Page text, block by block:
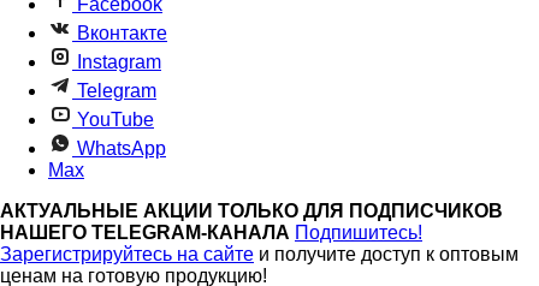
Facebook
Вконтакте
Instagram
Telegram
YouTube
WhatsApp
Max
АКТУАЛЬНЫЕ АКЦИИ ТОЛЬКО ДЛЯ ПОДПИСЧИКОВ
НАШЕГО TELEGRAM-КАНАЛА Подпишитесь!
Зарегистрируйтесь на сайте и получите доступ к оптовым
ценам на готовую продукцию!